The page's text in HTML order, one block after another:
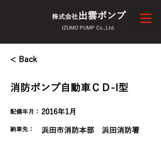
株式会社出雲ポンプ
IZUMO PUMP Co.,Ltd.
< Back
消防ポンプ自動車ＣＤ-I型
配備年月： 2016年1月
​納車先： 浜田市消防本部 浜田消防署